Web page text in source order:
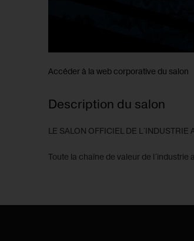
Accéder à la web corporative du salon
Description du salon
LE SALON OFFICIEL DE
Toute la chaîne de valeur de l´industrie